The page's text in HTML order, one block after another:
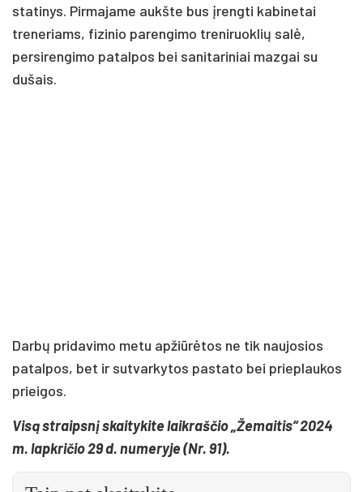
statinys. Pirmajame aukšte bus įrengti kabinetai
treneriams, fizinio parengimo treniruoklių salė,
persirengimo patalpos bei sanitariniai mazgai su
dušais.
Darbų pridavimo metu apžiūrėtos ne tik naujosios
patalpos, bet ir sutvarkytos pastato bei prieplaukos
prieigos.
Visą straipsnį skaitykite laikraščio „Žemaitis“ 2024
m. lapkričio 29 d. numeryje (Nr. 91).